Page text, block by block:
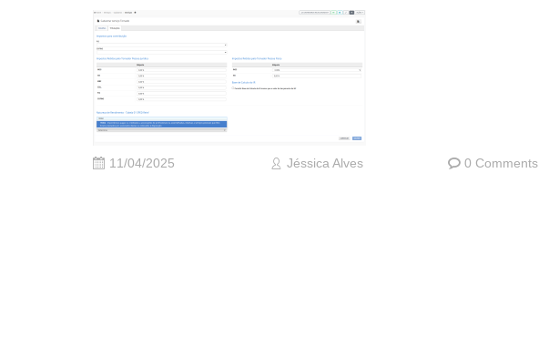
11/04/2025 Jéssica Alves 0 Comments